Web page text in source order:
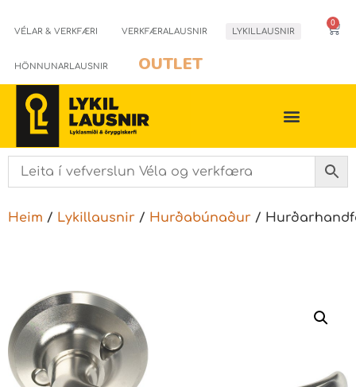
VÉLAR & VERKFÆRI VERKFÆRALAUSNIR LYKILLAUSNIR
HÖNNUNARLAUSNIR OUTLET
0
Heim / Lykillausnir / Hurðabúnaður /